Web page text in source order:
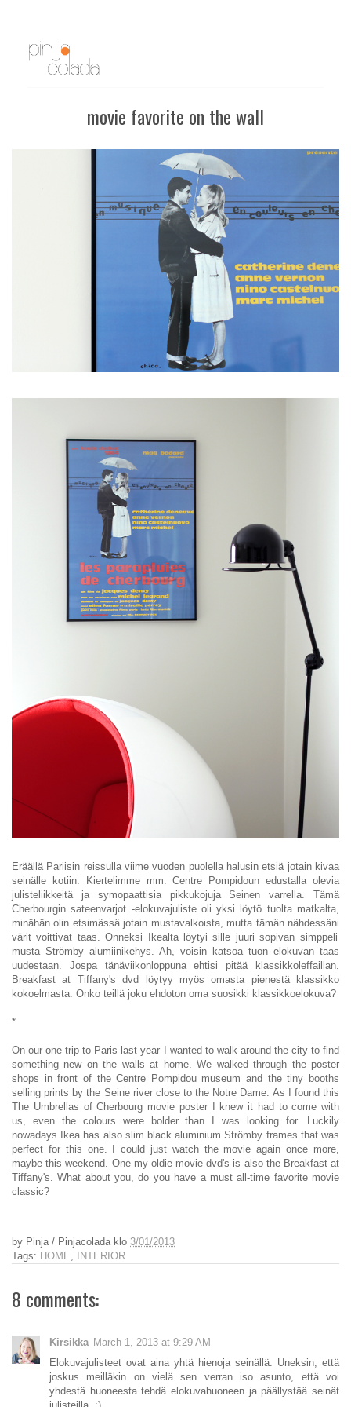
movie favorite on the wall
Eräällä Pariisin reissullaviime vuoden puolella halusin etsiä jotain kivaa
seinälle kotiin. Kiertelimme mm. Centre Pompidoun edustalla olevia
julisteliikkeitä ja symopaattisia pikkukojuja Seinen varrella. Tämä
Cherbourgin sateenvarjot -elokuvajuliste oli yksi löytö tuolta matkalta,
minähän olin etsimässä jotain mustavalkoista, mutta tämän nähdessäni
värit voittivat taas. Onneksi Ikealta löytyi sille juuri sopivan simppeli
musta Strömby alumiinikehys. Ah, voisin katsoa tuon elokuvan taas
uudestaan. Jospa tänäviikonloppuna ehtisi pitää klassikkoleffaillan.
Breakfast at Tiffany's dvd löytyy myös omasta pienestä klassikko
kokoelmasta. Onko teillä joku ehdoton oma suosikki klassikkoelokuva?
*
On our one trip to Paris last year I wanted to walk around the city to find
something new on the walls at home. We walked through the poster
shops in front of the Centre Pompidou museum and the tiny booths
selling prints by the Seine river close to the Notre Dame. As I found this
The Umbrellas of Cherbourg movie poster I knew it had tocome with
us, even the colours were bolder than I was looking for. Luckily
nowadays Ikea has also slim black aluminium Strömby frames that was
perfect for this one. I could just watch the movie again once more,
maybe this weekend. One my oldie movie dvd's is also the Breakfast at
Tiffany's. What about you, do you have a must all-time favorite movie
classic?
by Pinja / Pinjacolada klo 3/01/2013
Tags: HOME, INTERIOR
8 comments:
Kirsikka March 1, 2013 at 9:29 AM
Elokuvajulisteet ovat aina yhtä hienoja seinällä. Uneksin, että
joskus meilläkin on vielä sen verran iso asunto, että voi
yhdestä huoneesta tehdä elokuvahuoneen ja päällystää seinät